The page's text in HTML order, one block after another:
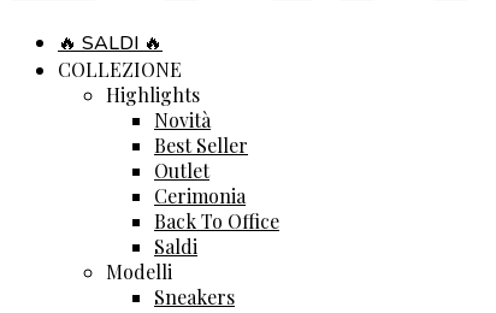
🔥 SALDI 🔥
COLLEZIONE
Highlights
Novità
Best Seller
Outlet
Cerimonia
Back To Office
Saldi
Modelli
Sneakers